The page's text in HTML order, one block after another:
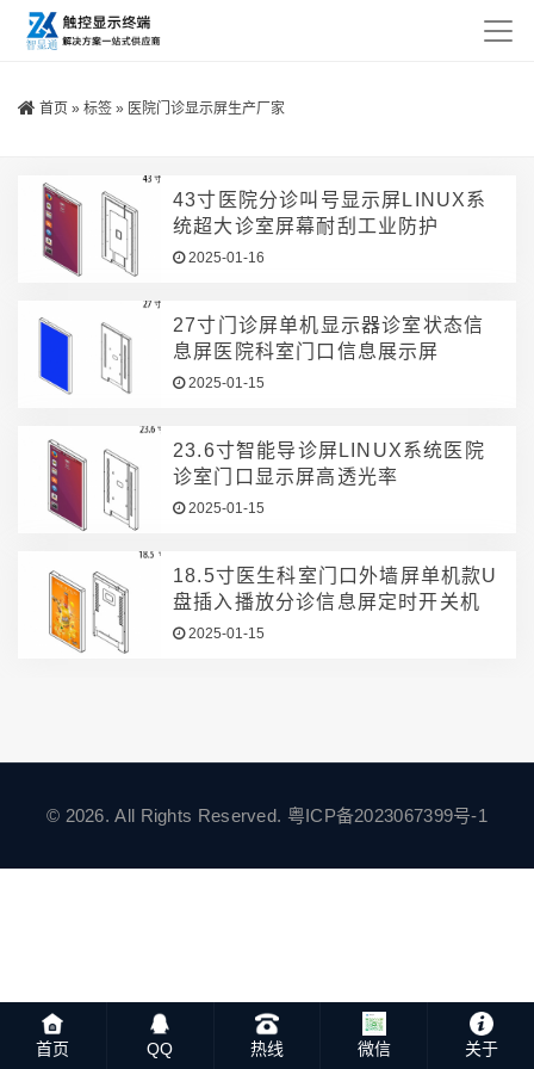
首页 » 标签 » 医院门诊显示屏生产厂家
43寸医院分诊叫号显示屏LINUX系
统超大诊室屏幕耐刮工业防护
2025-01-16
27寸门诊屏单机显示器诊室状态信
息屏医院科室门口信息展示屏
2025-01-15
23.6寸智能导诊屏LINUX系统医院
诊室门口显示屏高透光率
2025-01-15
18.5寸医生科室门口外墙屏单机款U
盘插入播放分诊信息屏定时开关机
2025-01-15
© 2026. All Rights Reserved. 粤ICP备2023067399号-1
首页 QQ 热线 微信 关于